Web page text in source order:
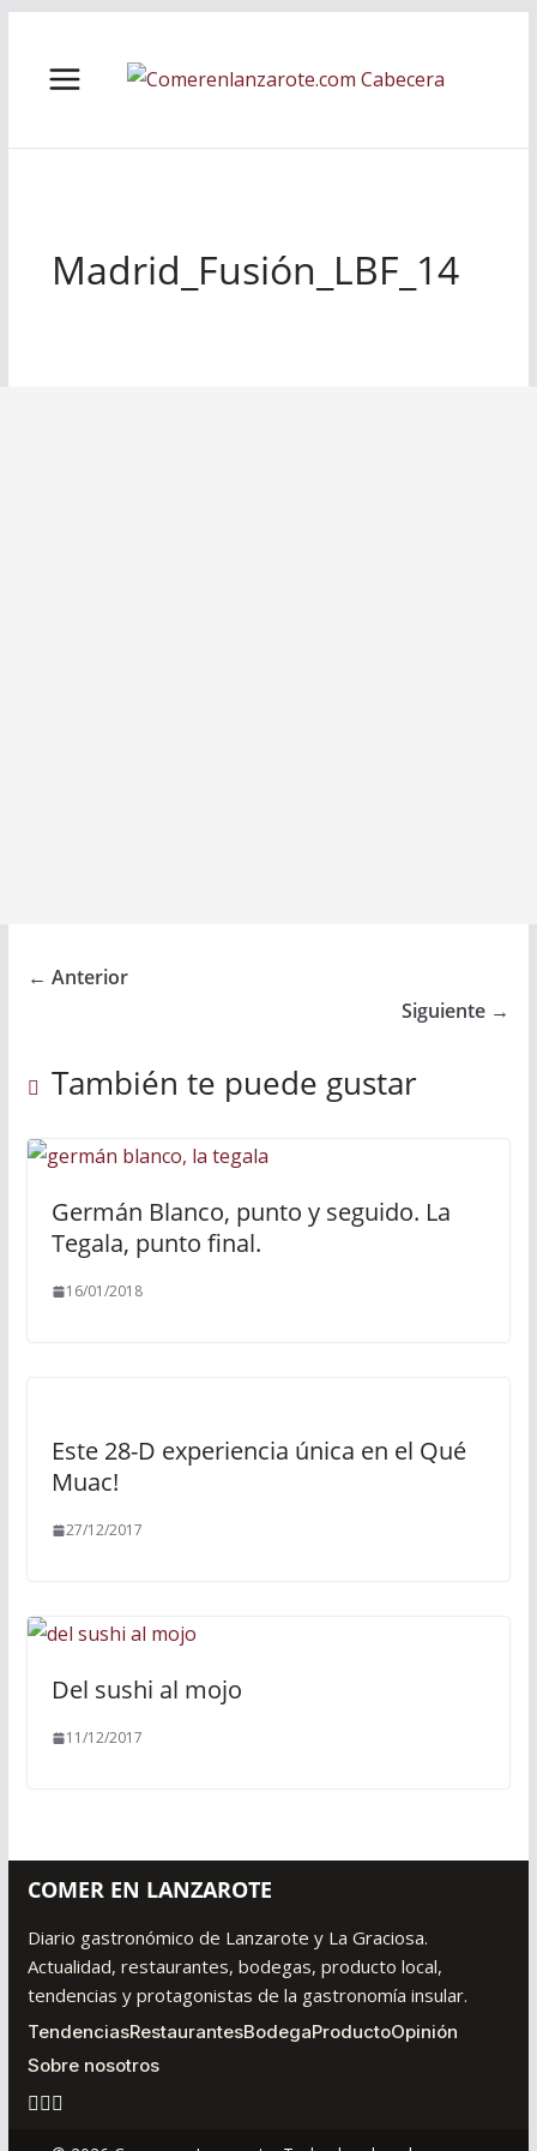
contenido
Madrid_Fusión_LBF_14
← Anterior
Siguiente →
También te puede gustar
Germán Blanco, punto y seguido. La
Tegala, punto final.
16/01/2018
Este 28-D experiencia única en el Qué
Muac!
27/12/2017
Del sushi al mojo
11/12/2017
COMER EN LANZAROTE
Diario gastronómico de Lanzarote y La Graciosa.
Actualidad, restaurantes, bodegas, producto local,
tendencias y protagonistas de la gastronomía insular.
TendenciasRestaurantesBodegaProductoOpinión
Sobre nosotros